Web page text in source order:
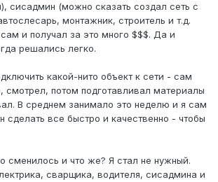
сисадмин (можно сказать создал сеть с
монтажник, строитель и т.д.
и получал за это много $$$. Да и
решались легко.
какой-нито объект к сети - сам
смотрел, потом подготавливал материалы
В среднем занимало это неделю и я сам
сделать все быстро и качественно - чтобы
сменилось и что же? Я стал не нужный.
сварщика, водителя, сисадмина и